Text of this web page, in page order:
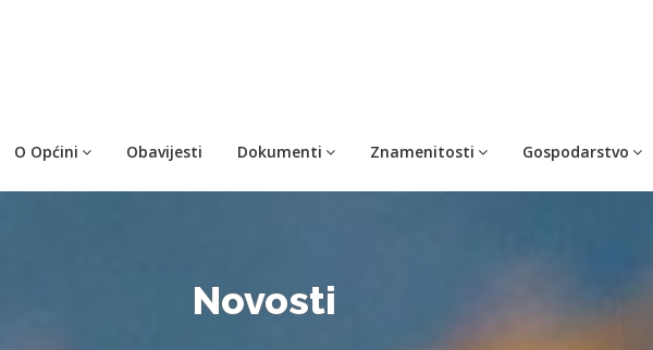
O Općini Obavijesti Dokumenti Znamenitosti Gospodarstvo
Novosti